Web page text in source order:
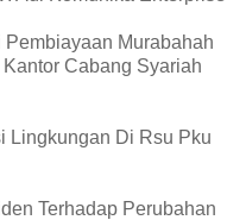
Murabahah
Cabang Syariah
Lingkungan Di Rsu Pku
Terhadap Perubahan